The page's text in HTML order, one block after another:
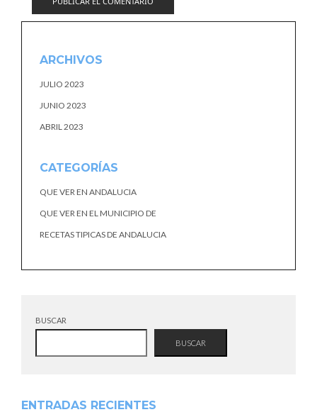
ARCHIVOS
JULIO 2023
JUNIO 2023
ABRIL 2023
CATEGORÍAS
QUE VER EN ANDALUCIA
QUE VER EN EL MUNICIPIO DE
RECETAS TIPICAS DE ANDALUCIA
BUSCAR
BUSCAR
ENTRADAS RECIENTES